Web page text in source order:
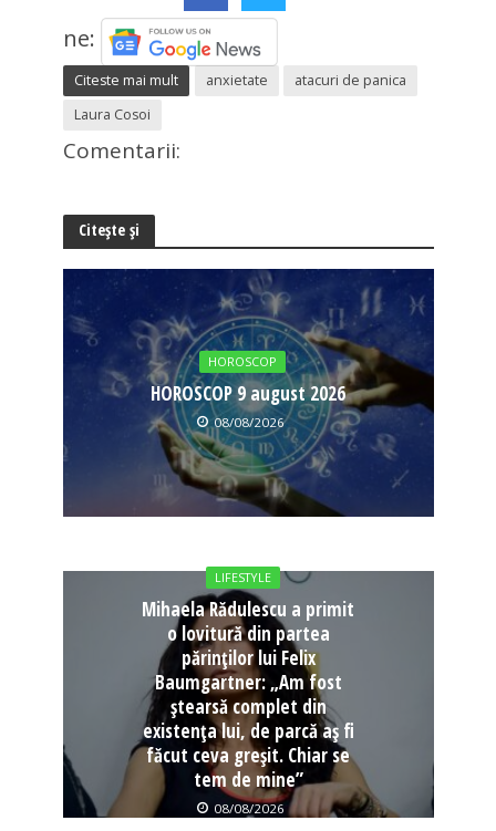
ne:
Citeste mai mult anxietate
atacuri de panica
Laura Cosoi
Comentarii:
Citește și
HOROSCOP
HOROSCOP 9 august 2026
08/08/2026
LIFESTYLE
Mihaela Rădulescu a primit
o lovitură din partea
părinților lui Felix
Baumgartner: „Am fost
ștearsă complet din
existența lui, de parcă aș fi
făcut ceva greșit. Chiar se
tem de mine”
08/08/2026